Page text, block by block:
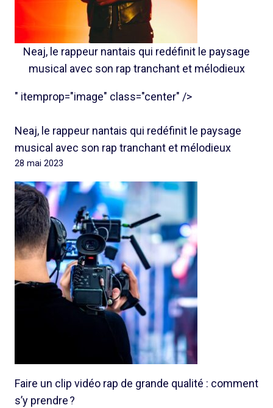
Neaj, le rappeur nantais qui redéfinit le paysage
musical avec son rap tranchant et mélodieux
" itemprop="image" class="center" />
Neaj, le rappeur nantais qui redéfinit le paysage
musical avec son rap tranchant et mélodieux
28 mai 2023
Faire un clip vidéo rap de grande qualité : comment
s’y prendre ?